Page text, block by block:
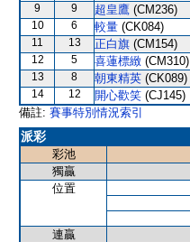
9 9 超皇鷹 (CM236)
10 6 較量 (CK084)
11 13 正白旗 (CM154)
12 5 喜蓮標緻 (CM310)
13 8 朝東精英 (CK089)
14 12 開心歡笑 (CJ145)
備註: 賽事特別情況索引
派彩
彩池
獨贏
位置
連贏